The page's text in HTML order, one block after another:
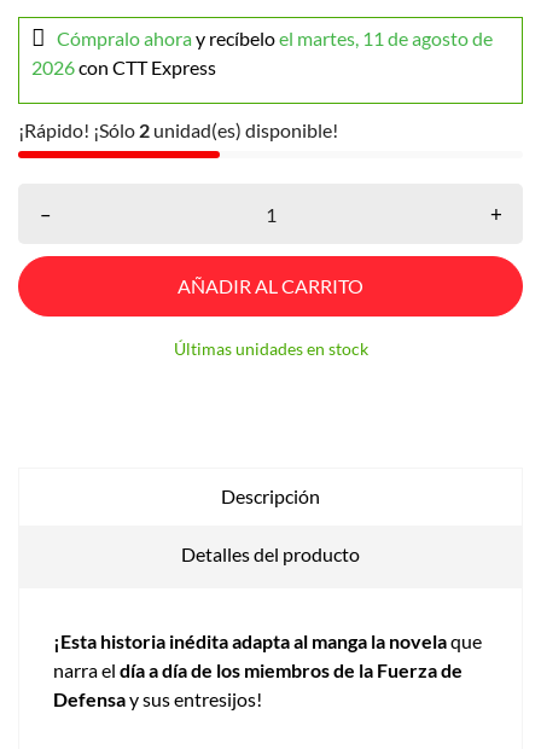
Cómpralo ahoray recíbeloel martes, 11 de agosto de
2026con CTT Express
¡Rápido! ¡Sólo 2 unidad(es) disponible!
– +
AÑADIR AL CARRITO
Últimas unidades en stock
Descripción
Detalles del producto
¡Esta historia inédita adapta al manga la novelaque
narra el día a día de los miembros de la Fuerza de
Defensay sus entresijos!